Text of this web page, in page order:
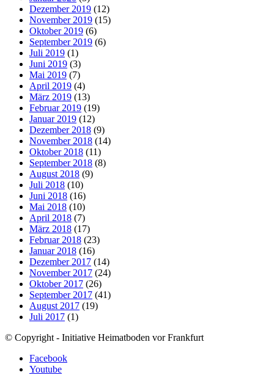
Dezember 2019 (12)
November 2019 (15)
Oktober 2019 (6)
September 2019 (6)
Juli 2019 (1)
Juni 2019 (3)
Mai 2019 (7)
April 2019 (4)
März 2019 (13)
Februar 2019 (19)
Januar 2019 (12)
Dezember 2018 (9)
November 2018 (14)
Oktober 2018 (11)
September 2018 (8)
August 2018 (9)
Juli 2018 (10)
Juni 2018 (16)
Mai 2018 (10)
April 2018 (7)
März 2018 (17)
Februar 2018 (23)
Januar 2018 (16)
Dezember 2017 (14)
November 2017 (24)
Oktober 2017 (26)
September 2017 (41)
August 2017 (19)
Juli 2017 (1)
© Copyright - Initiative Heimatboden vor Frankfurt
Facebook
Youtube